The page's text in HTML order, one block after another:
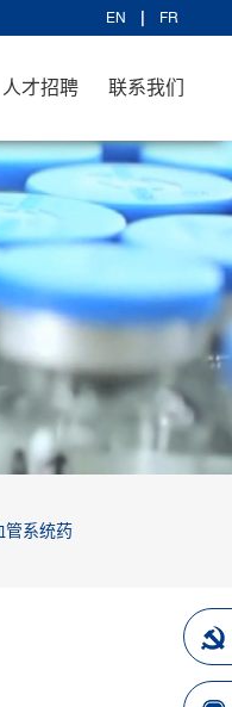
EN FR
人才招聘 联系我们
管系统药